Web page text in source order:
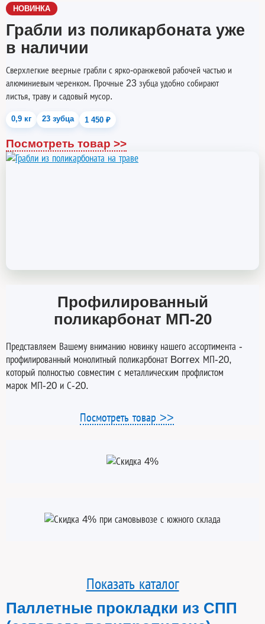
НОВИНКА
Грабли из поликарбоната уже
в наличии
Сверхлегкие веерные грабли с ярко-оранжевой рабочей частью и
алюминиевым черенком. Прочные 23 зубца удобно собирают
листья, траву и садовый мусор.
0,9 кг 23 зубца 1 450 ₽
Посмотреть товар >>
Профилированный
поликарбонат МП-20
Представляем Вашему вниманию новинку нашего ассортимента -
профилированный монолитный поликарбонат Borrex МП-20,
который полностью совместим с металлическим профлистом
марок МП-20 и С-20.
Посмотреть товар >>
Показать каталог
Паллетные прокладки из СПП